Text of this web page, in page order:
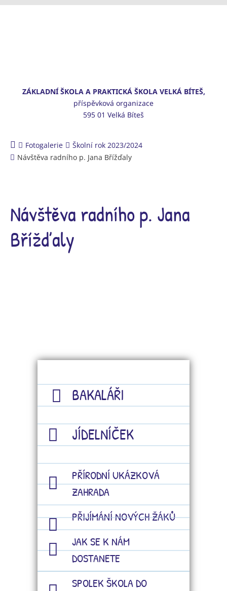
ZÁKLADNÍ ŠKOLA A PRAKTICKÁ ŠKOLA VELKÁ BÍTEŠ,
příspěvková organizace
595 01 Velká Bíteš
Fotogalerie
Školní rok 2023/2024
Návštěva radního p. Jana Břížďaly
Návštěva radního p. Jana
Břížďaly
BAKALÁŘI
JÍDELNÍČEK
PŘÍRODNÍ UKÁZKOVÁ
ZAHRADA
PŘIJÍMÁNÍ NOVÝCH ŽÁKŮ
JAK SE K NÁM
DOSTANETE
SPOLEK ŠKOLA DO